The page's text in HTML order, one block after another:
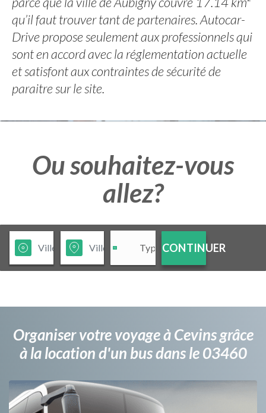
qu’il faut trouver tant de partenaires. Autocar-
Drive propose seulement aux professionnels qui
sont en accord avec la réglementation actuelle
et satisfont aux contraintes de sécurité de
paraitre sur le site.
Ou souhaitez-vous
allez?
CONTINUER
Organiser votre voyage à Cevins grâce
à la location d'un bus dans le 03460